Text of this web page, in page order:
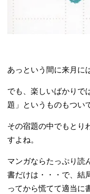
あっという間に来月に
でも、楽しいばかりで
題」というものもつい
その宿題の中でもとり
すよね。
マンガならたっぷり読
書だけは・・・で、結
ってから慌てて適当に